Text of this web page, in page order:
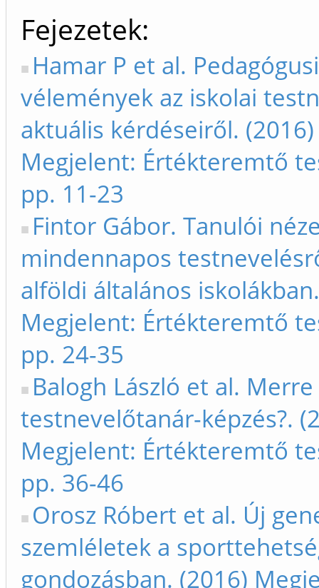
Fejezetek
Hamar P et al. Pedagógusi
vélemények az iskolai
aktuális kérdéseiről. (2016)
Megjelent: Értékteremtő
pp. 11-23
Fintor Gábor. Tanulói
mindennapos
alföldi általános
Megjelent: Értékteremtő
pp. 24-35
Balogh László et al.
testnevelőtanár-képzés?.
Megjelent: Értékteremtő
pp. 36-46
Orosz Róbert et al. Új
szemléletek a
gondozásban. (2016)